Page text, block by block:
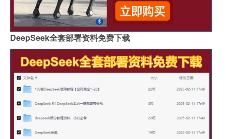
DeepSeek全套部署资料免费下载